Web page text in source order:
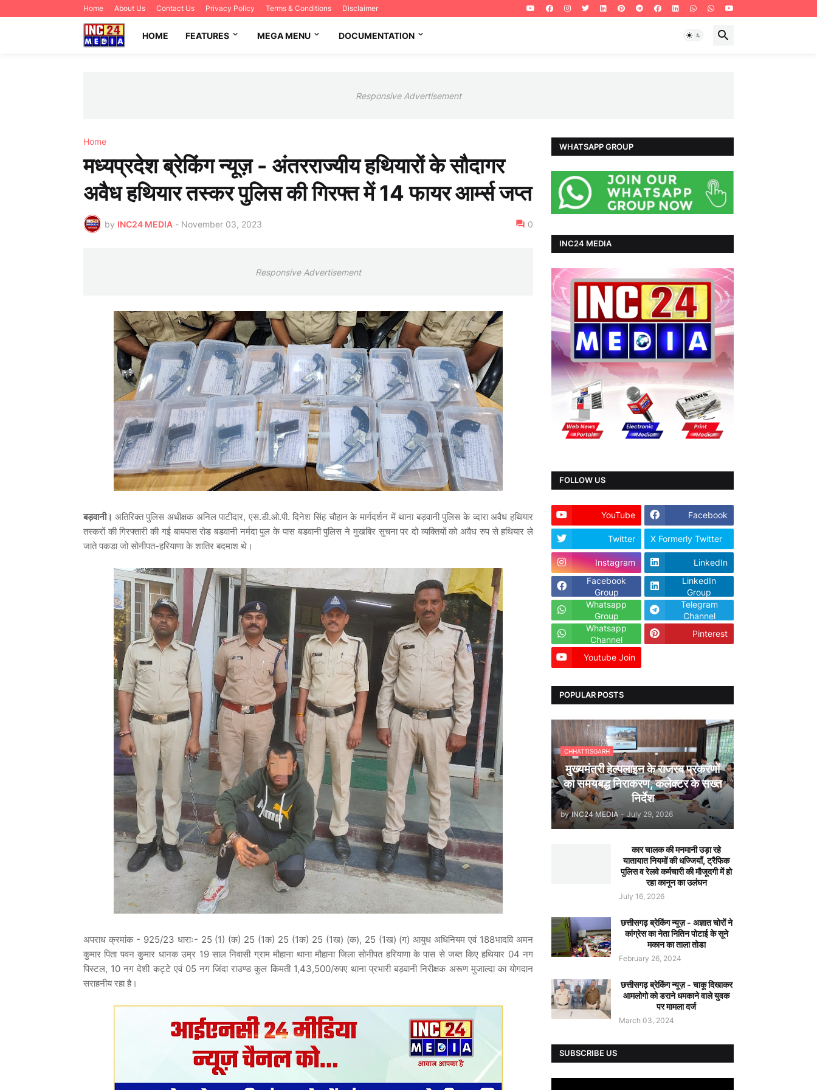
Home About Us Contact Us Privacy Policy Terms & Conditions Disclaimer
HOME FEATURES MEGA MENU DOCUMENTATION
Responsive Advertisement
Home
मध्यप्रदेश ब्रेकिंग न्यूज़ - अंतरराज्यीय हथियारों के सौदागर
अवैध हथियार तस्कर पुलिस की गिरफ्त में 14 फायर आर्म्स जप्त
by INC24 MEDIA - November 03, 2023 0
Responsive Advertisement
बड़वानी। अतिरिक्त पुलिस अधीक्षक अनिल पाटीदार, एस.डी.ओ.पी. दिनेश सिंह चौहान के मार्गदर्शन में थाना बड़वानी पुलिस के व्दारा अवैध हथियार
तस्करों की गिरफ्तारी की गई बायपास रोड बडवानी नर्मदा पुल के पास बडवानी पुलिस ने मुखबिर सुचना पर दो व्यक्तियों को अवैध रुप से हथियार ले
जाते पकडा जो सोनीपत-हरियाणा के शातिर बदमाश थे।
अपराध क्रमांक - 925/23 धाराः- 25 (1) (क) 25 (1क) 25 (1क) 25 (1ख) (क), 25 (1ख) (ग) आयुध अधिनियम एवं 188भादवि अमन
कुमार पिता पवन कुमार धानक उम्र 19 साल निवासी ग्राम मौहाना थाना मौहाना जिला सोनीपत हरियाणा के पास से जब्त किए हथियार 04 नग
पिस्टल, 10 नग देशी कट्टे एवं 05 नग जिंदा राउण्ड कुल किमती 1,43,500/रुपए थाना प्रभारी बड़वानी निरीक्षक अरूण मुजाल्दा का योगदान
सराहनीय रहा है।
WHATSAPP GROUP
INC24 MEDIA
FOLLOW US
YouTube Facebook
Twitter X Formerly Twitter
Instagram
LinkedIn
Facebook
Group
LinkedIn
Group
Whatsapp
Group
Telegram
Channel
Whatsapp
Channel
Pinterest
Youtube Join
POPULAR POSTS
CHHATTISGARH
मुख्यमंत्री हेल्पलाइन के राजस्व प्रकरणों
का समयबद्ध निराकरण, कलेक्टर के सख्त
निर्देश
by INC24 MEDIA - July 29, 2026
कार चालक की मनमानी उड़ा रहे
यातायात नियमों की धज्जियाँ, ट्रैफिक
पुलिस व रेलवे कर्मचारी की मौजूदगी में हो
रहा कानून का उलंघन
July 16, 2026
छत्तीसगढ़ ब्रेकिंग न्यूज़ - अज्ञात चोरों ने
कांग्रेस का नेता नितिन पोटाई के सूने
मकान का ताला तोडा
February 26, 2024
छत्तीसगढ़ ब्रेकिंग न्यूज़ - चाकू दिखाकर
आमलोगो को डराने धमकाने वाले युवक
पर मामला दर्ज
March 03, 2024
SUBSCRIBE US